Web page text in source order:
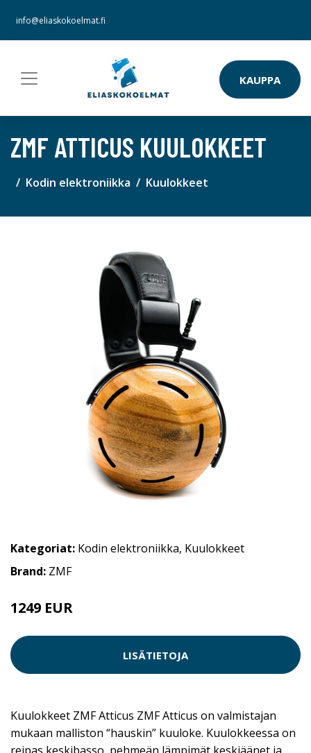
info@eliaskokoelmat.fi
KAUPPA
ZMF ATTICUS KUULOKKEET
Kodin elektroniikka Kuulokkeet
Kategoriat: Kodin elektroniikka, Kuulokkeet
Brand: ZMF
1249 EUR
LISÄTIETOJA
Kuulokkeet ZMF Atticus ZMF Atticus on valmistajan
mukaan malliston “hauskin” kuuloke. Kuulokkeessa on